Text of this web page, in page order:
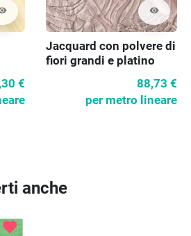
€
visibility
Jacquard con polvere di
fiori grandi e platino
88,73 €
per metro lineare
anche
favorite